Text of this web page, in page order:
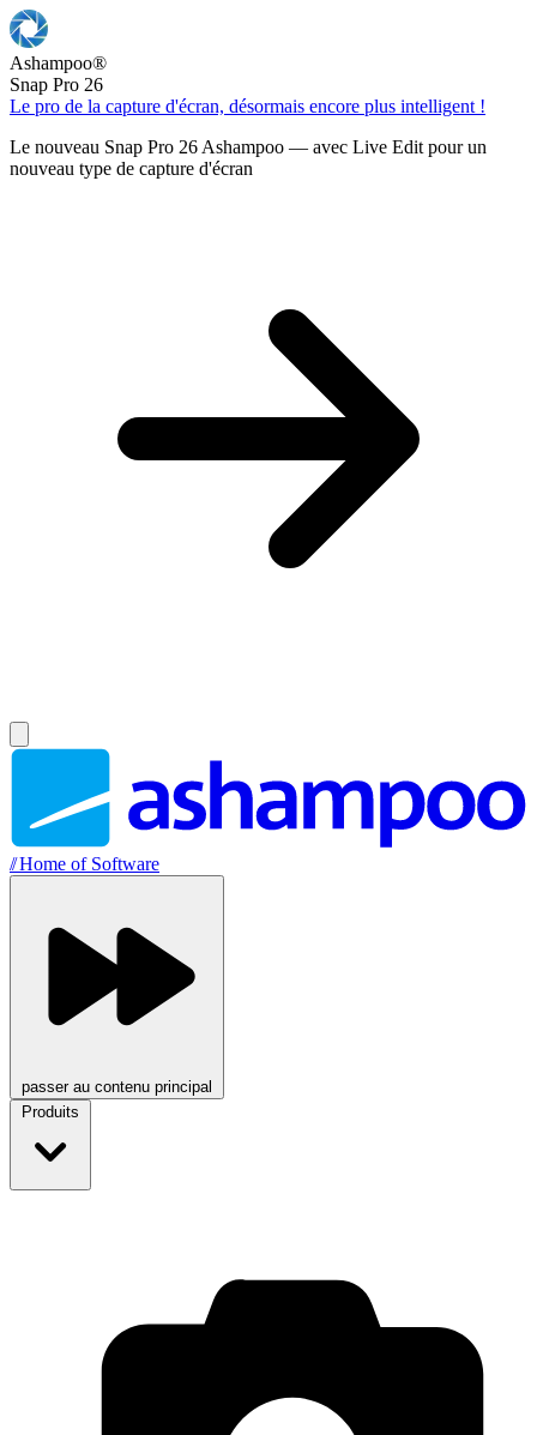
Ashampoo®
Snap Pro 26
Le pro de la capture d'écran, désormais encore plus intelligent !
Le nouveau Snap Pro 26 Ashampoo — avec Live Edit pour un
nouveau type de capture d'écran
//Home of Software
passer au contenu principal
Produits